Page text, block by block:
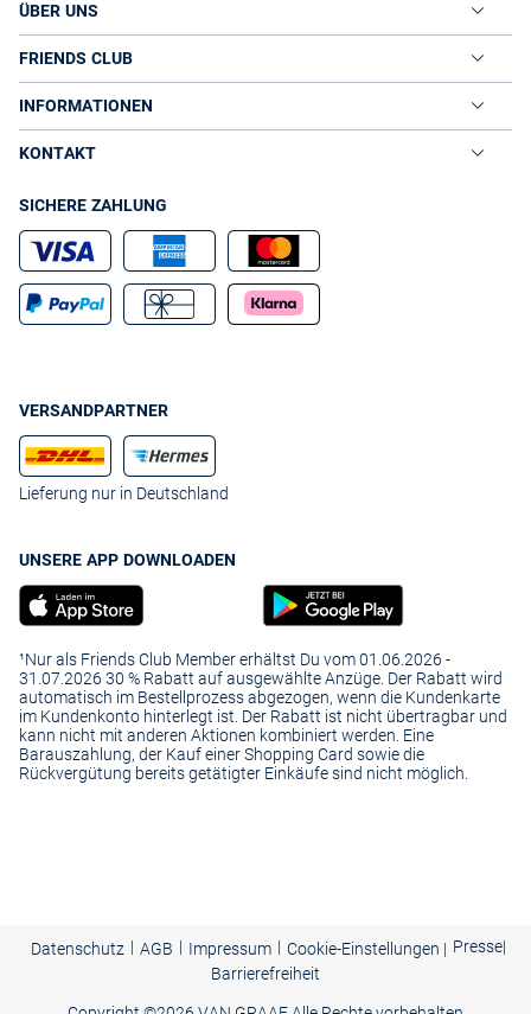
ÜBER UNS
FRIENDS CLUB
INFORMATIONEN
KONTAKT
SICHERE ZAHLUNG
VERSANDPARTNER
Lieferung nur in Deutschland
UNSERE APP DOWNLOADEN
¹Nur als Friends Club Member erhältst Du vom 01.06.2026 -
31.07.2026 30 % Rabatt auf ausgewählte Anzüge. Der Rabatt wird
automatisch im Bestellprozess abgezogen, wenn die Kundenkarte
im Kundenkonto hinterlegt ist. Der Rabatt ist nicht übertragbar und
kann nicht mit anderen Aktionen kombiniert werden. Eine
Barauszahlung, der Kauf einer Shopping Card sowie die
Rückvergütung bereits getätigter Einkäufe sind nicht möglich.
Datenschutz | AGB | Impressum | Cookie-Einstellungen | Presse|
Barrierefreiheit